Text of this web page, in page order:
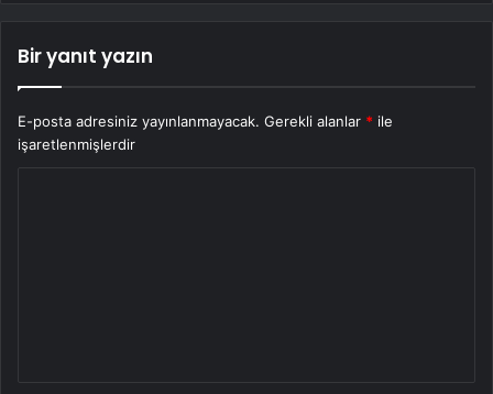
Bir yanıt yazın
E-posta adresiniz yayınlanmayacak. Gerekli alanlar * ile
işaretlenmişlerdir